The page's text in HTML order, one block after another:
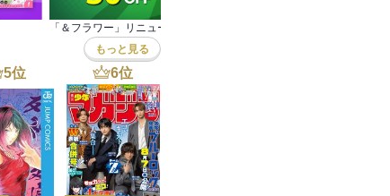
もっと見る
5位 6位